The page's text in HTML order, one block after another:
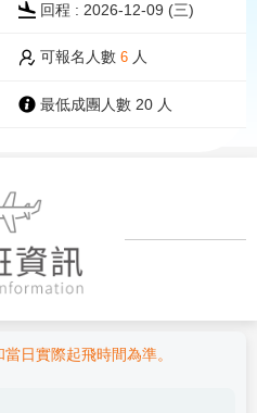
回程 : 2026-12-09 (三)
可報名人數6 人
最低成團人數 20 人
日實際起飛時間為準。